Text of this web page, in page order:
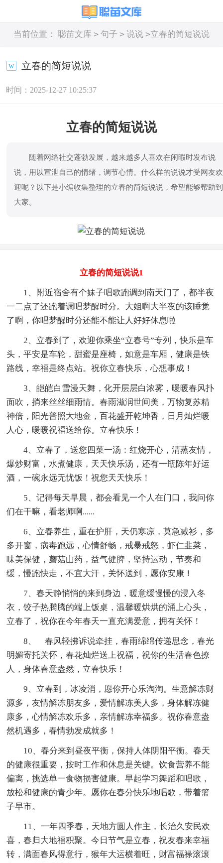
当前位置： 聪苗文库 > 句子 > 说说 >立春的简短说说
立春的简短说说
时间：2025-12-27 10:25:37
立春的简短说说
随着网络社交蓬勃发展，越来越多人喜欢在闲暇时发布说
说，用以宣泄自己的情绪，调节心情。什么样的说说才受网友欢
迎呢？以下是小编收集整理的立春的简短说说，希望能够帮助到
大家。
立春的简短说说1
1、附近宿舍有个妹子唱歌跑调到南天门了，都半夜
一二点了还跑着调唱梦醒时分。大姐啊大半夜的该睡觉
了啊，你唱梦醒时分还能不能让人好好休息啦
2、立春到了，欢迎你乘坐“立春号”专列，快乐是车
头，平安是车轮，甜蜜是座椅，如意是车厢，健康是铁
路线，幸福是终点站。祝你立春快乐，心想事成！
3、皑皑白雪漫天舞，化开层层白浓雾，暖暖春风扑
面吹，捎来丝丝细雨情。春雨滋润世间美，万物复苏精
神倍，阳光普照大地金，百花盛开乾坤香，日月灿烂暖
人心，暖暖祝福送给你。立春快乐！
4、立春了，送您四菜一汤：红烧开心，清蒸友情，
爆炒财富，水煮健康，天天快乐汤，还有一瓶陈年好运
酒，一碗永远无忧饭！祝您天天快乐！
5、记得每天早晨，都会看见一个人在门口，我问你
们在干嘛，看老师啊......
6、立春养生，重在护肝，天仍寒凉，莫急减衫，多
多开窗，病毒跑远，心情舒畅，戒暴戒怒，虾仁韭菜，
味美保健，蘑菇山药，益气健脾，坚持运动，节奏和
缓，慢跑快走，不宜大汗，关怀送到，愿你安康！
7、春天静悄悄的来到身边，暖意缓慢慢的浸入冬
衣，饺子热腾腾的端上饭桌，温馨暖烘烘的涌上心头，
立春了，祝你在今年春天一直充满爱意，拥有关怀！
8、 春风轻拂诉说牵挂，春雨绵绵传递思念，春光
明媚寄托关怀，春花灿烂送上祝福，祝你的生活春色撩
人，身体春意盎然，立春快乐！
9、立春到，冰凌消，愿你开心乐淘淘。生意解冻财
源多，友情解冻朋友多，爱情解冻美人多，身体解冻健
康多，心情解冻欢乐多，亲情解冻幸福多。祝你春意盎
然机遇多，春情勃发成就多！
10、春分来到昼夜平衡，保持人体阴阳平衡。春天
的健康很重要，按时工作和休息是关键。饮食营养不能
偏离，挑选单一食物损害健康。早起学习舞蹈和唱歌，
放松和健康的青少年。愿你在春分快乐地唱歌，带着篮
子早市。
11、一年四季春，天地方圆人作主，长治久安民欢
喜，春归大地福积聚。今日节气是立春，祝友春来幸福
转，满面春风得意行，猴年大运横着旺，财富福禄滚滚